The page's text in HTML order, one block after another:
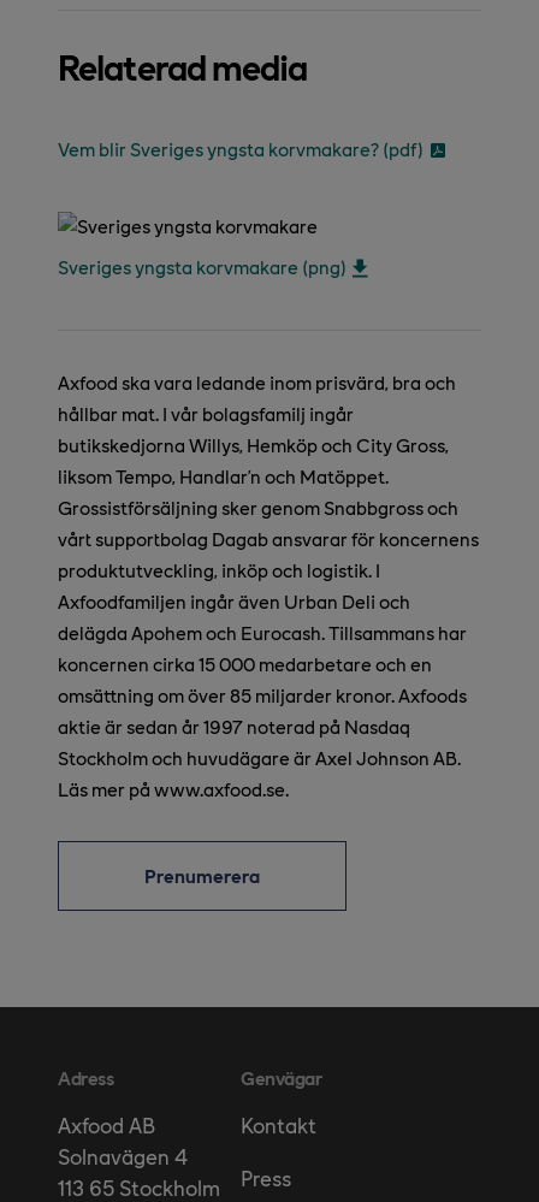
Relaterad media
Vem blir Sveriges yngsta korvmakare? (pdf)
Sveriges yngsta korvmakare (png)
Axfood ska vara ledande inom prisvärd, bra och
hållbar mat. I vår bolagsfamilj ingår
butikskedjorna Willys, Hemköp och City Gross,
liksom Tempo, Handlar’n och Matöppet.
Grossistförsäljning sker genom Snabbgross och
vårt supportbolag Dagab ansvarar för koncernens
produktutveckling, inköp och logistik. I
Axfoodfamiljen ingår även Urban Deli och
delägda Apohem och Eurocash. Tillsammans har
koncernen cirka 15 000 medarbetare och en
omsättning om över 85 miljarder kronor. Axfoods
aktie är sedan år 1997 noterad på Nasdaq
Stockholm och huvudägare är Axel Johnson AB.
Läs mer på www.axfood.se.
Prenumerera
Adress
Axfood AB
Solnavägen 4
113 65 Stockholm
Genvägar
Kontakt
Press